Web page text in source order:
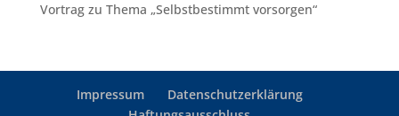
Vortrag zu Thema „Selbstbestimmt vorsorgen“
Impressum
Datenschutzerklärung